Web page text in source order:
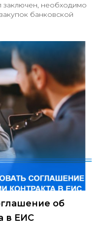
заключен, необходимо
банковской
об
в ЕИС